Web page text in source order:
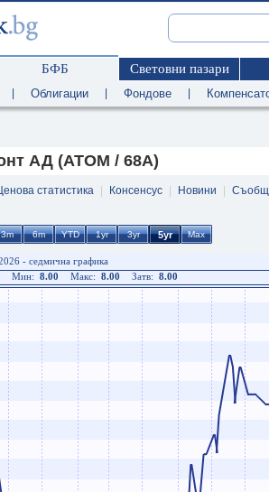
БФБ Световни пазари
Облигации Фондове
АД (ATOM / 68A)
статистика Консенсус Новини
- седмична графика
Мин: 8.00 Макс: 8.00 Затв: 8.00